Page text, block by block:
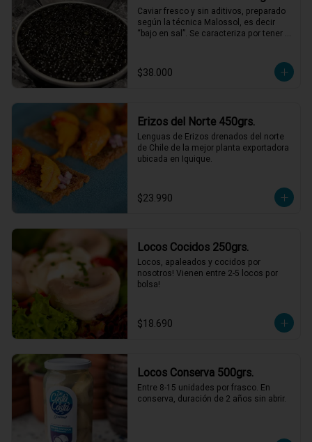
Caviar fresco y sin aditivos, preparado
según la técnica Malossol, es decir
“bajo en sal”. Se caracteriza por tener
marinos, con matices únicos para cada
cosecha. De calibre entre 2,7 y 3,1 mm,
$38.000
Erizos del Norte 450grs.
Lenguas de Erizos drenados del norte
de Chile de la mejor planta exportadora
ubicada en Iquique.
$23.990
Locos Cocidos 250grs.
Locos, apaleados y cocidos por
nosotros! Vienen entre 2-5 locos por
bolsa!
$18.690
Locos Conserva 500grs.
Entre 8-15 unidades por frasco. En
conserva, duración de 2 años sin abrir.